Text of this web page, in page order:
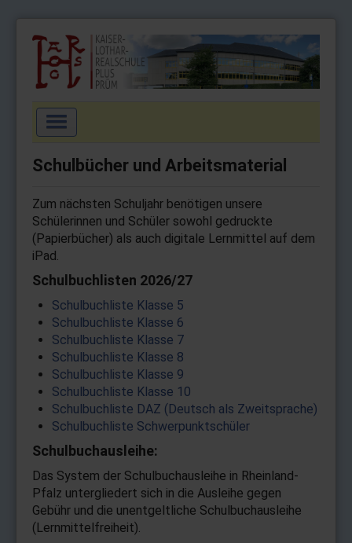
Navigation
an/aus
Schulgemeinschaft
Schulprofil
Wahlpflichtfächer
Arbeitsgemeinschaften
Service
Impressum
Schulbücher und Arbeitsmaterial
Zum nächsten Schuljahr benötigen unsere
Schülerinnen und Schüler sowohl gedruckte
(Papierbücher) als auch digitale Lernmittel auf dem
iPad.
Schulbuchlisten 2026/27
Schulbuchliste Klasse 5
Schulbuchliste Klasse 6
Schulbuchliste Klasse 7
Schulbuchliste Klasse 8
Schulbuchliste Klasse 9
Schulbuchliste Klasse 10
Schulbuchliste DAZ (Deutsch als Zweitsprache)
Schulbuchliste Schwerpunktschüler
Schulbuchausleihe:
Das System der Schulbuchausleihe in Rheinland-
Pfalz untergliedert sich in die Ausleihe gegen
Gebühr und die unentgeltliche Schulbuchausleihe
(Lernmittelfreiheit).